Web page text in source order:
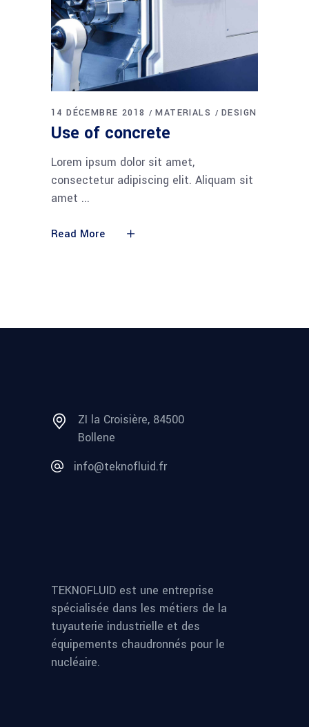
14 DÉCEMBRE 2018 MATERIALS DESIGN
Use of concrete
Lorem ipsum dolor sit amet,
consectetur adipiscing elit. Aliquam sit
amet
Read More
ZI la Croisière, 84500
Bollene
info@teknofluid.fr
TEKNOFLUID est une entreprise
spécialisée dans les métiers de la
tuyauterie industrielle et des
équipements chaudronnés pour le
nucléaire.